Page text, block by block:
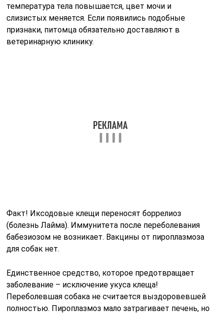
температура тела повышается, цвет мочи и
слизистых меняется. Если появились подобные
признаки, питомца обязательно доставляют в
ветеринарную клинику.
Факт! Иксодовые клещи переносят боррелиоз
(болезнь Лайма). Иммунитета после переболевания
бабезиозом не возникает. Вакцины от пироплазмоза
для собак нет.
Единственное средство, которое предотвращает
заболевание – исключение укуса клеща!
Переболевшая собака не считается выздоровевшей
полностью. Пироплазмоз мало затрагивает печень, но